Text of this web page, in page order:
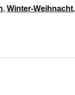
, Winter-Weihnacht,